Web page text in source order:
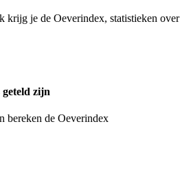
krijg je de Oeverindex, statistieken
zijn
bereken de Oeverindex